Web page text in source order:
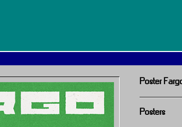
Poster
Posters